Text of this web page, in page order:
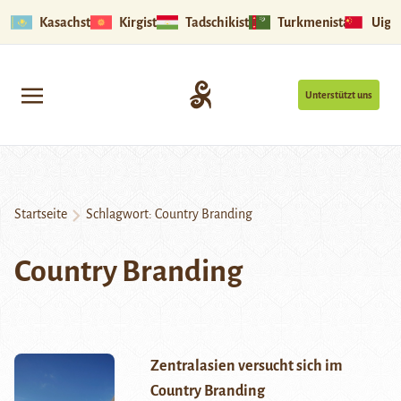
Kasachstan Kirgistan Tadschikistan Turkmenistan
Unterstützt uns
Startseite Schlagwort: Country Branding
Country Branding
Zentralasien versucht sich im
Country Branding